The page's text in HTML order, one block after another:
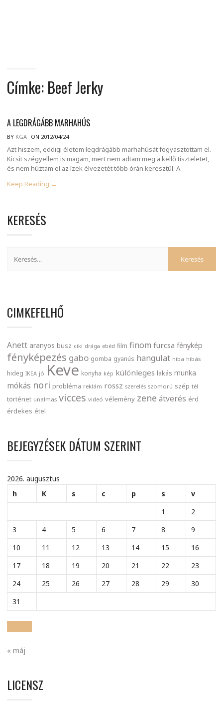
Címke: Beef Jerky
A LEGDRÁGÁBB MARHAHÚS
BY KGA ON 2012/04/24
Azt hiszem, eddigi életem legdrágább marhahúsát fogyasztottam el.
Kicsit szégyellem is magam, mert nem adtam meg a kellő tiszteletet,
és nem húztam el az ízek élvezetét több órán keresztül. A.
Keep Reading →
KERESÉS
CIMKEFELHŐ
Anett aranyos busz ciki drága ebéd film finom furcsa fénykép
fényképezés gabo gomba gyanús hangulat hiba hibás
hideg IKEA jó Keve konyha kép különleges lakás munka
mókás nori probléma reklám rossz szerelés szomorú szép tél
történet unalmas vicces videó vélemény zene átverés érd
érdekes étel
BEJEGYZÉSEK DÁTUM SZERINT
2026. augusztus
h
K s c p s
v
1
2
3
4 5 6 7 8
9
10
11 12 13 14 15
16
17
18 19 20 21 22
23
24
25 26 27 28 29
30
31
« máj
LICENSZ